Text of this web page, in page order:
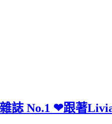
誌 No.1 ❤跟著